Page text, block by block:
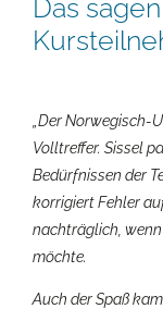
Das
„Der Norwegisch-
Volltreffer. Sissel
Bedürfnissen der
korrigiert Fehler
nachträglich,
möchte.
Auch der Spaß